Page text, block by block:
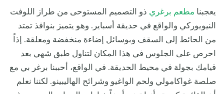
يعجبنا مطعم برغري ذو التصميم المستوحى من طراز اللوفت
النيويوركي والواقع في حديقة أسباير. وهو يتميز بنوافذ تمتد
من الحائط إلى السقف وبوسائل إضاءة منخفضة ومعلقة. إذاً
احرص على الجلوس في هذا المكان لتناول طبق شهي بعد
قيامك بجولة في محيط الحديقة. في الواقع، أحببنا برغر بي مع
صلصة غواكامولي ولحم الواغيو وشرائح الهاليبينو. لكننا نعلم